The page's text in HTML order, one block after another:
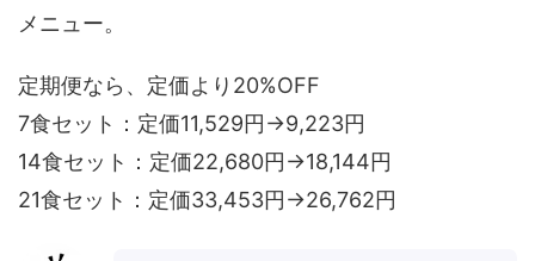
メニュー。
定期便なら、定価より20%OFF
7食セット：定価11,529円→9,223円
14食セット：定価22,680円→18,144円
21食セット：定価33,453円→26,762円